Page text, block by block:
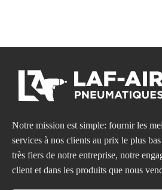
Notre mission est simple: fournir les
services à nos clients au prix le plus
très fiers de notre entreprise, notre
client et dans les produits que nous